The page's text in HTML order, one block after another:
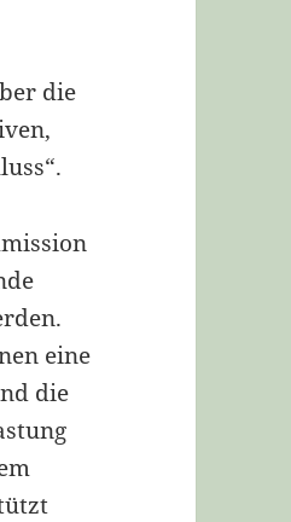
die
eine
die